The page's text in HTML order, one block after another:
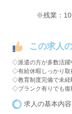
※残業：10
この求人
◇派遣の方が多数活躍
◇有給休暇しっかり
◇教育制度完備で未経
◇ブランク有りでも復
求人の基本内容